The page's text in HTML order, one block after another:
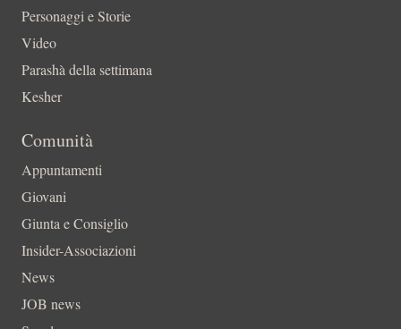
Personaggi e Storie
Video
Parashà della settimana
Kesher
Comunità
Appuntamenti
Giovani
Giunta e Consiglio
Insider-Associazioni
News
JOB news